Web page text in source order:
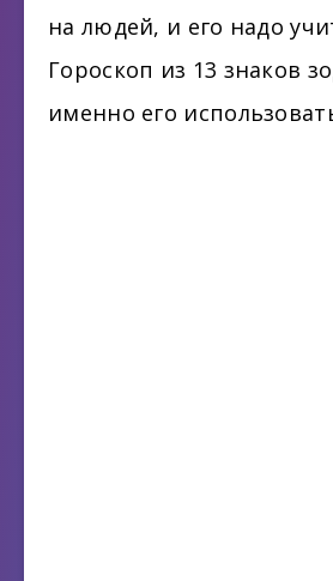
на людей, и его надо
Гороскоп из 13 знаков
именно его